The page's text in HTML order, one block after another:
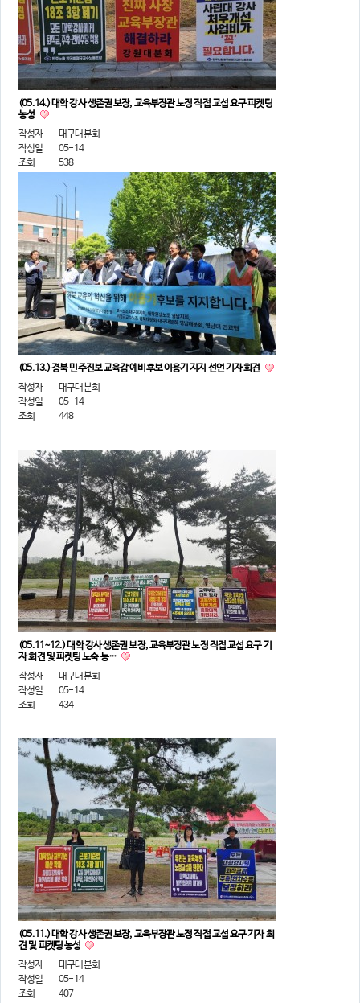
(05.14.) 대학 강사 생존권 보장, 교육부장관 노정 직접 교섭 요구 피켓팅
농성
작성자
대구대분회
작성일
05-14
조회
538
(05.13.) 경북 민주진보 교육감 예비후보 이용기 지지 선언 기자 회견
작성자
대구대분회
작성일
05-14
조회
448
(05.11~12.) 대학 강사 생존권 보장, 교육부장관 노정 직접 교섭 요구 기
자 회견 및 피켓팅 노숙 농…
작성자
대구대분회
작성일
05-14
조회
434
(05.11.) 대학 강사 생존권 보장, 교육부장관 노정 직접 교섭 요구 기자 회
견 및 피켓팅 농성
작성자
대구대분회
작성일
05-14
조회
407